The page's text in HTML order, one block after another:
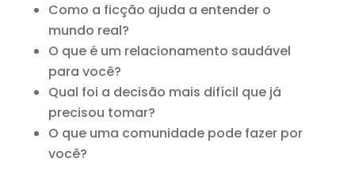
Como a ficção ajuda a entender o
mundo real?
O que é um relacionamento saudável
para você?
Qual foi a decisão mais difícil que já
precisou tomar?
O que uma comunidade pode fazer por
você?